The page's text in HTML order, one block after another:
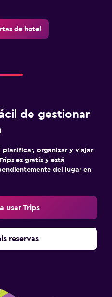
de hotel
de gestionar
planificar, organizar y viajar
es gratis y está
del lugar en
usar Trips
reservas